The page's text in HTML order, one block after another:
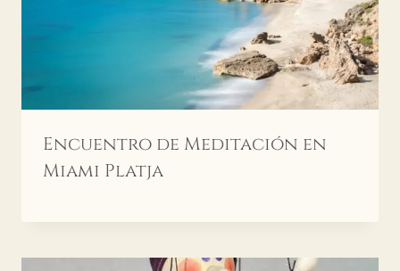
Encuentro de Meditación en
Miami Platja